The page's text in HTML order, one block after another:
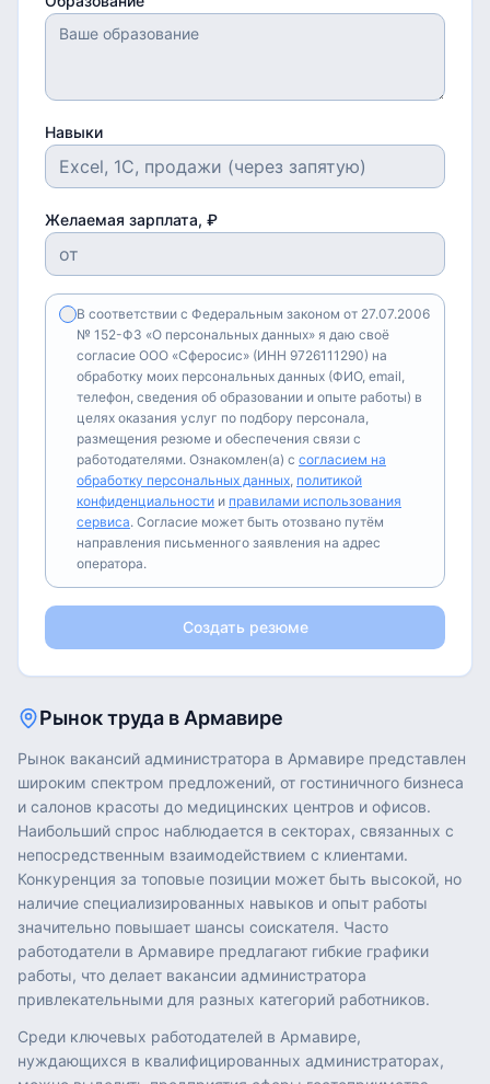
Навыки
Желаемая зарплата, ₽
В соответствии с Федеральным законом от 27.07.2006
№ 152-ФЗ «О персональных данных» я даю своё
согласие ООО «Сферосис» (ИНН 9726111290) на
обработку моих персональных данных (ФИО, email,
телефон, сведения об образовании и опыте работы) в
целях оказания услуг по подбору персонала,
размещения резюме и обеспечения связи с
работодателями. Ознакомлен(а) с согласием на
обработку персональных данных, политикой
конфиденциальности и правилами использования
сервиса. Согласие может быть отозвано путём
направления письменного заявления на адрес
оператора.
Создать резюме
Рынок труда в Армавире
Рынок вакансий администратора в Армавире представлен
широким спектром предложений, от гостиничного бизнеса
и салонов красоты до медицинских центров и офисов.
Наибольший спрос наблюдается в секторах, связанных с
непосредственным взаимодействием с клиентами.
Конкуренция за топовые позиции может быть высокой, но
наличие специализированных навыков и опыт работы
значительно повышает шансы соискателя. Часто
работодатели в Армавире предлагают гибкие графики
работы, что делает вакансии администратора
привлекательными для разных категорий работников.
Среди ключевых работодателей в Армавире,
нуждающихся в квалифицированных администраторах,